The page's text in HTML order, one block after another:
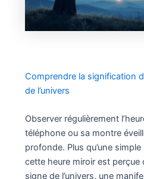
Comprendre la signification
de l’univers
Observer régulièrement
téléphone ou sa montre
profonde. Plus qu’une
cette heure miroir est perçue
signe de l’univers, une